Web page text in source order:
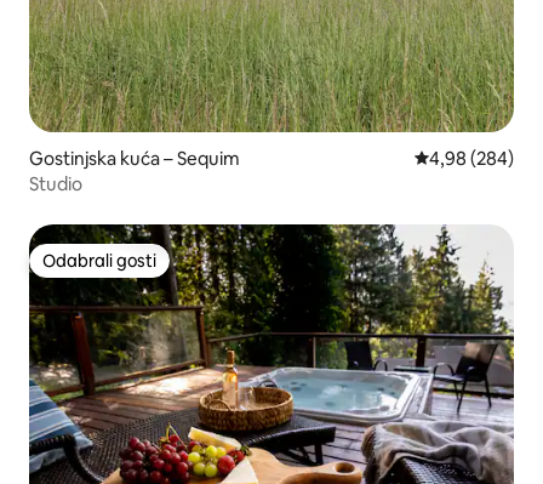
Gostinjska kuća – Sequim Prosječna
4,98 (284)
Studio
Odabrali gosti
Odabrali gosti